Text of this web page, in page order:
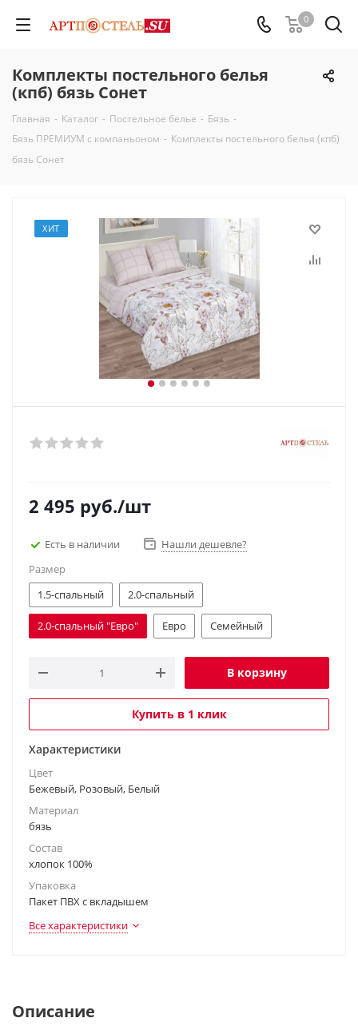
0
Комплекты постельного белья
(кпб) бязь Сонет
Главная - Каталог - Постельное белье - Бязь -
Бязь ПРЕМИУМ с компаньоном - Комплекты постельного белья (кпб)
бязь Сонет
ХИТ
2 495 руб./шт
Есть в наличии
Нашли дешевле?
Размер
1.5-спальный
2.0-спальный
2.0-спальный "Евро" Евро Семейный
В корзину
Купить в 1 клик
Характеристики
Цвет
Бежевый, Розовый, Белый
Материал
бязь
Состав
хлопок 100%
Упаковка
Пакет ПВХ с вкладышем
Все характеристики
Описание